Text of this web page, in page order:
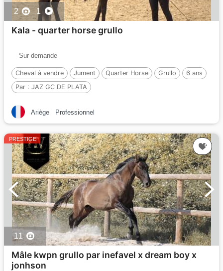
2 1
Kala - quarter horse grullo
Sur demande
Cheval à vendre Jument Quarter Horse Grullo
6 ans
Par : JAZ GC DE PLATA
Ariège Professionnel
PRESTIGE
11
Mâle kwpn grullo par inefavel x dream boy x
jonhson